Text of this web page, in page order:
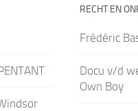
RECHT EN
Frédéric
Docu v/d
Own Boy